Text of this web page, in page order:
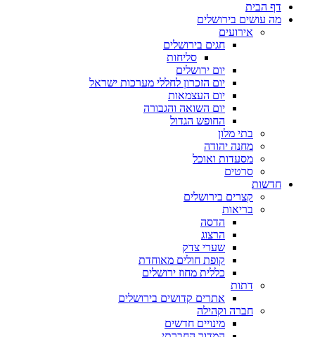
הבית
עושים בירושלים
אירועים
חגים בירושלים
סליחות
יום ירושלים
יום הזכרון לחללי מערכות ישראל
יום העצמאות
יום השואה והגבורה
החופש הגדול
בתי מלון
מחנה יהודה
מסעדות ואוכל
קצרים בירושלים
בריאות
שערי צדק
קופת חולים מאוחדת
כללית מחוז ירושלים
אתרים קדושים בירושלים
חברה וקהילה
מינויים חדשים